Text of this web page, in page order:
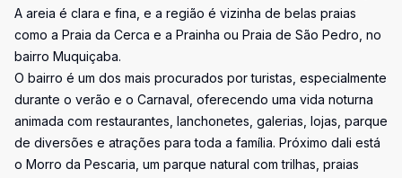
A areia é clara e fina, e a região é vizinha de belas praias
como a Praia da Cerca e a Prainha ou Praia de São Pedro, no
bairro Muquiçaba.
O bairro é um dos mais procurados por turistas, especialmente
durante o verão e o Carnaval, oferecendo uma vida noturna
animada com restaurantes, lanchonetes, galerias, lojas, parque
de diversões e atrações para toda a família. Próximo dali está
o Morro da Pescaria, um parque natural com trilhas, praias